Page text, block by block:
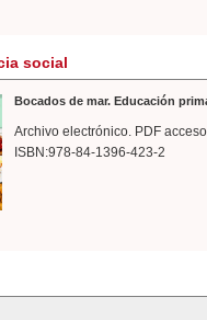
social
Bocados de mar. Educación
Archivo electrónico. PDF
ISBN:978-84-1396-423-2